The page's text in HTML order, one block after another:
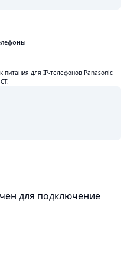
питания для IP-телефонов Panasonic
для подключение